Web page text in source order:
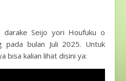
darake Seijo yori Houfuku o
pada bulan Juli 2025. Untuk
bisa kalian lihat disini ya: